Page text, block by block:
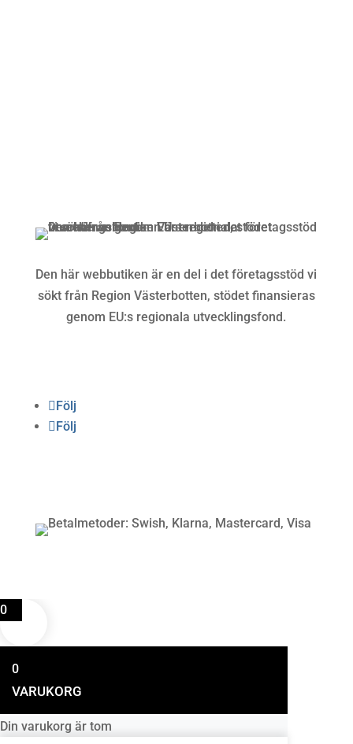
Den här webbutiken är en del i det företagsstöd vi
sökt från Region Västerbotten, stödet finansieras
genom EU:s regionala utvecklingsfond.
Följ
Följ
0
0
VARUKORG
Din varukorg är tom